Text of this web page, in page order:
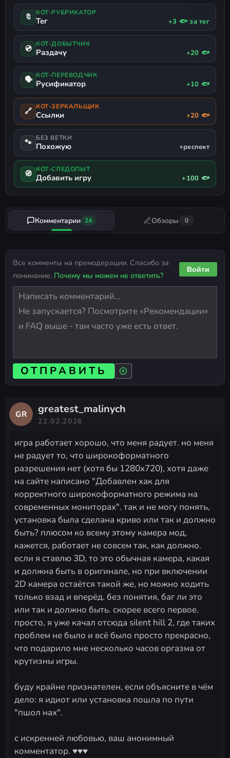
Скачать русификатор
🔖 КОТ-РУБРИКАТОР
Тег +3 🐟 за тег
💿 КОТ-ДОБЫТЧИК
Раздачу +20 🐟
🗣 КОТ-ПЕРЕВОДЧИК
Русификатор +10 🐟
🔗 КОТ-ЗЕРКАЛЬЩИК
Ссылки +20 🐟
🐾 БЕЗ ВЕТКИ
Похожую +респект
🧭 КОТ-СЛЕДОПЫТ
Добавить игру +100 🐟
Комментарии 24 Обзоры 0
Все комменты на премодерации. Спасибо за
понимание. Почему мы можем не ответить?
Войти
ОТПРАВИТЬ
GR greatest_malinych
22.02.2026
игра работает хорошо, что меня радует. но меня
не радует то, что широкоформатного
разрешения нет (хотя бы 1280х720), хотя даже
на сайте написано "Добавлен хак для
корректного широкоформатного режима на
современных мониторах". так и не могу понять,
установка была сделана криво или так и должно
быть? плюсом ко всему этому камера мод,
кажется, работает не совсем так, как должно.
если я ставлю 3D, то это обычная камера, какая
и должна быть в оригинале, но при включении
2D камера остаётся такой же, но можно ходить
только взад и вперёд. без понятия, баг ли это
или так и должно быть. скорее всего первое.
просто, я уже качал отсюда silent hill 2, где таких
проблем не было и всё было просто прекрасно,
что подарило мне несколько часов оргазма от
крутизны игры.
буду крайне признателен, если объясните в чём
дело: я идиот или установка пошла по пути
"пшол нах".
с искренней любовью, ваш анонимный
комментатор. ♥♥♥